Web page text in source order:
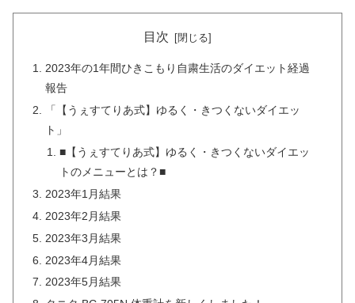
目次
2023年の1年間ひきこもり自粛生活のダイエット経過
報告
「【うぇすてりあ式】ゆるく・きつくないダイエッ
ト」
■【うぇすてりあ式】ゆるく・きつくないダイエッ
トのメニューとは？■
2023年1月結果
2023年2月結果
2023年3月結果
2023年4月結果
2023年5月結果